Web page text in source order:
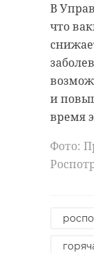
В
что
и
время
Фото: